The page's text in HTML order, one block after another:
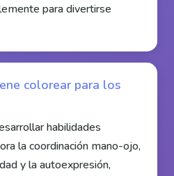
para divertirse
colorear para los
habilidades
la coordinación mano-ojo,
y la autoexpresión,